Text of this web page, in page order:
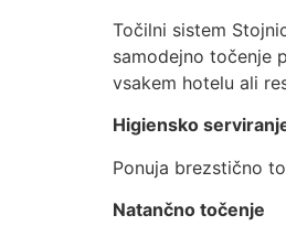
Točilni sistem
samodejno točenje
vsakem hotelu ali
Higiensko
Ponuja brezstično
Natančno točenje